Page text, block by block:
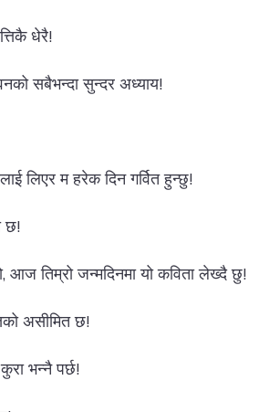
धेरै!
सबैभन्दा सुन्दर अध्याय!
लिएर म हरेक दिन गर्वित हुन्छु!
छ!
आज तिम्रो जन्मदिनमा यो कविता लेख्दै छु!
असीमित छ!
भन्नै पर्छ!